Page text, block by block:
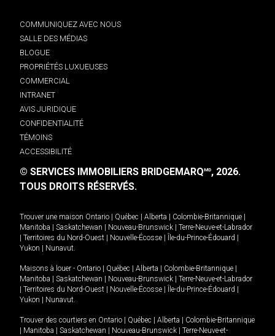
COMMUNIQUEZ AVEC NOUS
SALLE DES MÉDIAS
BLOGUE
PROPRIÉTÉS LUXUEUSES
COMMERCIAL
INTRANET
AVIS JURIDIQUE
CONFIDENTIALITÉ
TÉMOINS
ACCESSIBILITÉ
© SERVICES IMMOBILIERS BRIDGEMARQMD, 2026.
TOUS DROITS RÉSERVÉS.
Trouver une maison Ontario Québec Alberta Colombie-Britannique
Manitoba
Saskatchewan Nouveau-Brunswick
Terre-Neuve-et-Labrador
Territoires du Nord-Ouest Nouvelle-Écosse Île-du-Prince-Édouard
Yukon
Nunavut.
Maisons à louer - Ontario Québec Alberta Colombie-Britannique
Manitoba
Saskatchewan Nouveau-Brunswick
Terre-Neuve-et-Labrador
Territoires du Nord-Ouest Nouvelle-Écosse Île-du-Prince-Édouard
Yukon
Nunavut.
Trouver des courtiers en Ontario Québec Alberta
Colombie-Britannique
Manitoba Saskatchewan Nouveau-Brunswick
Terre-Neuve-et-